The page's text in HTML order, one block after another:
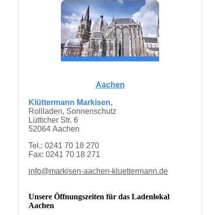
Aachen
Klüttermann Markisen,
Rollladen, Sonnenschutz
Lütticher Str. 6
52064 Aachen
Tel.: 0241 70 18 270
Fax: 0241 70 18 271
info@markisen-aachen-kluettermann.de
Unsere Öffnungszeiten für das Ladenlokal
Aachen